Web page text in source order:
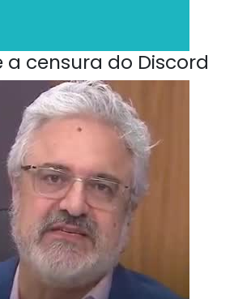
a censura do Discord